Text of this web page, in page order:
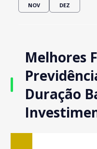
NOV DEZ
Melhores
Duração